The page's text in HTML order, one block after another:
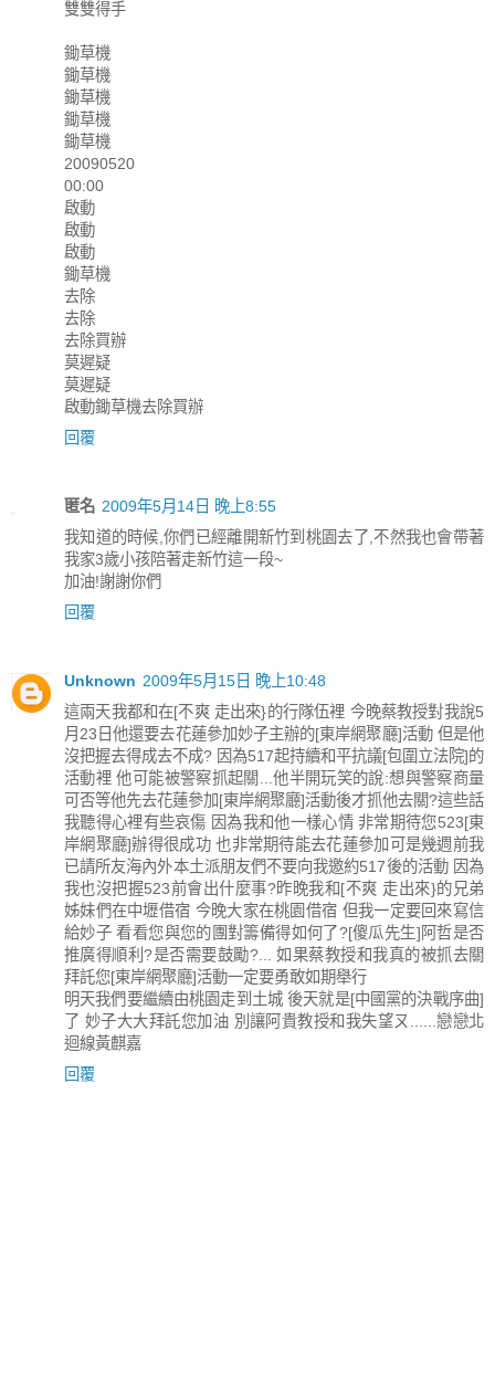
雙雙得手
鋤草機
鋤草機
鋤草機
鋤草機
鋤草機
20090520
00:00
啟動
啟動
啟動
鋤草機
去除
去除
去除買辦
莫遲疑
莫遲疑
啟動鋤草機去除買辦
回覆
匿名 2009年5月14日 晚上8:55
我知道的時候,你們已經離開新竹到桃園去了,不然我也會帶著
我家3歲小孩陪著走新竹這一段~
加油!謝謝你們
回覆
Unknown 2009年5月15日 晚上10:48
這兩天我都和在[不爽 走出來}的行隊伍裡 今晚蔡教授對我說5
月23日他還要去花蓮參加妙子主辦的[東岸網聚廳]活動 但是他
沒把握去得成去不成? 因為517起持續和平抗議[包圍立法院]的
活動裡 他可能被警察抓起關...他半開玩笑的說:想與警察商量
可否等他先去花蓮參加[東岸網聚廳]活動後才抓他去關?這些話
我聽得心裡有些哀傷 因為我和他一樣心情 非常期待您523[東
岸網聚廳]辦得很成功 也非常期待能去花蓮參加可是幾週前我
已請所友海內外本土派朋友們不要向我邀約517後的活動 因為
我也沒把握523前會出什麼事?昨晚我和[不爽 走出來}的兄弟
姊妹們在中壢借宿 今晚大家在桃園借宿 但我一定要回來寫信
給妙子 看看您與您的團對籌備得如何了?[傻瓜先生]阿哲是否
推廣得順利?是否需要鼓勵?... 如果蔡教授和我真的被抓去關
拜託您[東岸網聚廳]活動一定要勇敢如期舉行
明天我們要繼續由桃園走到土城 後天就是[中國黨的決戰序曲]
了 妙子大大拜託您加油 別讓阿貴教授和我失望ㄡ......戀戀北
迴線黃麒嘉
回覆